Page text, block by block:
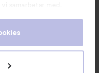
samarbetar med.
eller som de har
av vår webbplats.
inställningarna för